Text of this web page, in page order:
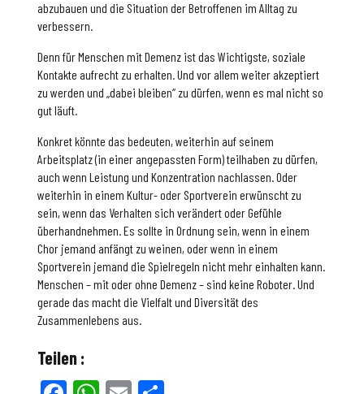
abzubauen und die Situation der Betroffenen im Alltag zu
verbessern.
Denn für Menschen mit Demenz ist das Wichtigste, soziale
Kontakte aufrecht zu erhalten. Und vor allem weiter akzeptiert
zu werden und „dabei bleiben“ zu dürfen, wenn es mal nicht so
gut läuft.
Konkret könnte das bedeuten, weiterhin auf seinem
Arbeitsplatz (in einer angepassten Form) teilhaben zu dürfen,
auch wenn Leistung und Konzentration nachlassen. Oder
weiterhin in einem Kultur- oder Sportverein erwünscht zu
sein, wenn das Verhalten sich verändert oder Gefühle
überhandnehmen. Es sollte in Ordnung sein, wenn in einem
Chor jemand anfängt zu weinen, oder wenn in einem
Sportverein jemand die Spielregeln nicht mehr einhalten kann.
Menschen – mit oder ohne Demenz – sind keine Roboter. Und
gerade das macht die Vielfalt und Diversität des
Zusammenlebens aus.
Teilen :